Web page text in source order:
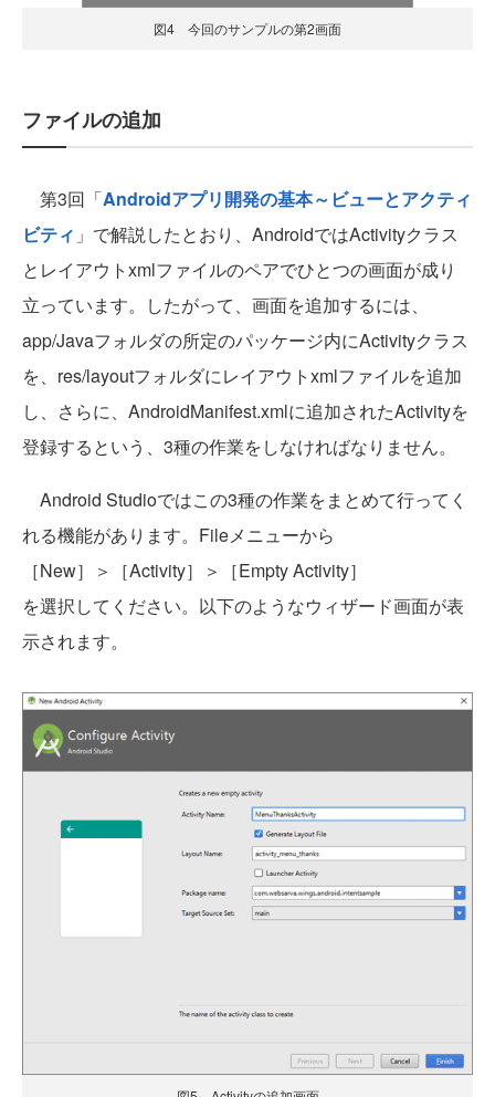
図4 今回のサンプルの第2画面
ファイルの追加
第3回「Androidアプリ開発の基本～ビューとアクティ
ビティ 」で解説したとおり、AndroidではActivityクラス
とレイアウトxmlファイルのペアでひとつの画面が成り
立っています。したがって、画面を追加するには、
app/Javaフォルダの所定のパッケージ内にActivityクラス
を、res/layoutフォルダにレイアウトxmlファイルを追加
し、さらに、AndroidManifest.xmlに追加されたActivityを
登録するという、3種の作業をしなければなりません。
Android Studioではこの3種の作業をまとめて行ってく
れる機能があります。Fileメニューから
［New］＞［Activity］＞［Empty Activity］
を選択してください。以下のようなウィザード画面が表
示されます。